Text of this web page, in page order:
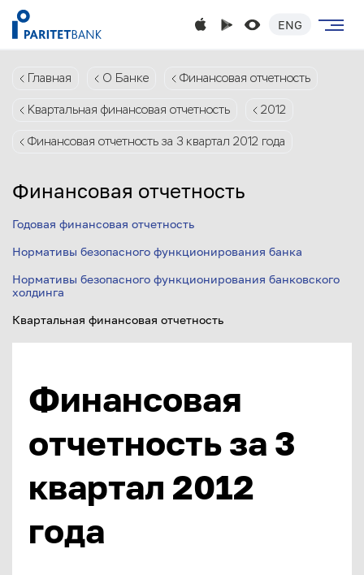
ENG
Главная О Банке Финансовая отчетность
Квартальная финансовая отчетность 2012
Финансовая отчетность за 3 квартал 2012 года
Финансовая отчетность
Годовая финансовая отчетность
Нормативы безопасного функционирования банка
Нормативы безопасного функционирования банковского
холдинга
Квартальная финансовая отчетность
Финансовая
отчетность за 3
квартал 2012
года